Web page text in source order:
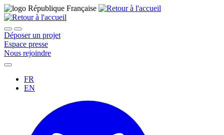
Déposer un projet
Espace presse
Nous rejoindre
FR
EN